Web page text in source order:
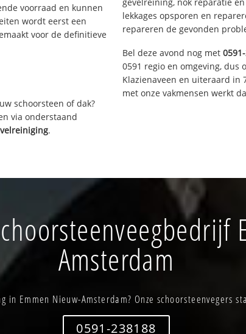
voorraad en kunnen
wordt eerst een
voor de definitieve
schoorsteen of dak?
via onderstaand
.
gevelreining, nok reparatie
lekkages opsporen en
repareren de gevonden
Bel deze avond nog met
0591 regio en omgeving, dus
Klazienaveen en uiteraard in
met onze vakmensen werkt
Amsterdam
in Emmen Nieuw-Amsterdam? Onze schoorsteenvegers
0591-238188